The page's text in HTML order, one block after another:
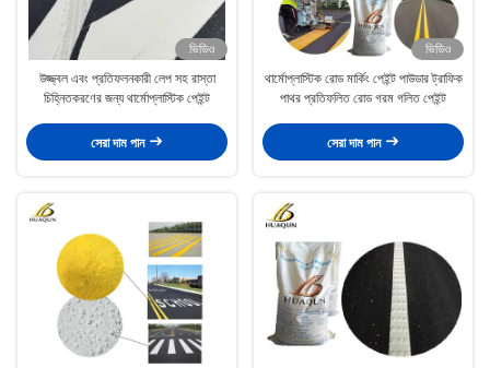
ভিডিও
উজ্জ্বল এবং প্রতিফলনকারী লেপ সহ রাস্তা
চিহ্নিতকরণের জন্য থার্মোপ্লাস্টিক পেইন্ট
সেরা দাম পান
ভিডিও
থার্মোপ্লাস্টিক রোড মার্কিং পেইন্ট পাউডার ট্রাফিক
পাথর প্রতিফলিত রোড গরম গলিত পেইন্ট
সেরা দাম পান